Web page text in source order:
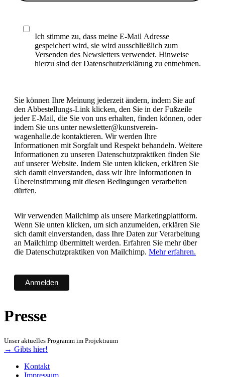
Ich stimme zu, dass meine E-Mail Adresse
gespeichert wird, sie wird ausschließlich zum
Versenden des Newsletters verwendet. Hinweise
hierzu sind der Datenschutzerklärung zu entnehmen.
Sie können Ihre Meinung jederzeit ändern, indem Sie auf
den Abbestellungs-Link klicken, den Sie in der Fußzeile
jeder E-Mail, die Sie von uns erhalten, finden können, oder
indem Sie uns unter newsletter@kunstverein-
wagenhalle.de kontaktieren. Wir werden Ihre
Informationen mit Sorgfalt und Respekt behandeln. Weitere
Informationen zu unseren Datenschutzpraktiken finden Sie
auf unserer Website. Indem Sie unten klicken, erklären Sie
sich damit einverstanden, dass wir Ihre Informationen in
Übereinstimmung mit diesen Bedingungen verarbeiten
dürfen.
Wir verwenden Mailchimp als unsere Marketingplattform.
Wenn Sie unten klicken, um sich anzumelden, erklären Sie
sich damit einverstanden, dass Ihre Daten zur Verarbeitung
an Mailchimp übermittelt werden. Erfahren Sie mehr über
die Datenschutzpraktiken von Mailchimp. Mehr erfahren.
Presse
Unser aktuelles Programm im Projektraum
→ Gibts hier!
Kontakt